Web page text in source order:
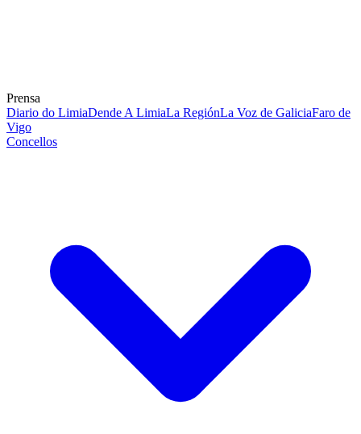
Prensa
Diario do LimiaDende A LimiaLa RegiónLa Voz de GaliciaFaro de
Vigo
Concellos